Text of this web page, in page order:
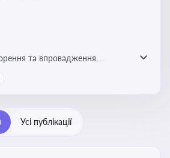
та впровадження
яка має на меті
прозору і зручну взаємодію
Усі публікації